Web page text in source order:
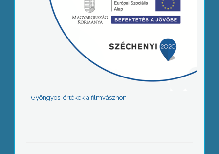
Gyöngyösi értékek a filmvásznon